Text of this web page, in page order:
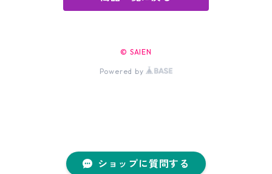
ショップに質問する
© SAIEN
Powered by